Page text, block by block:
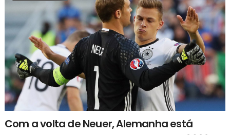
Com a volta de Neuer, Alemanha está